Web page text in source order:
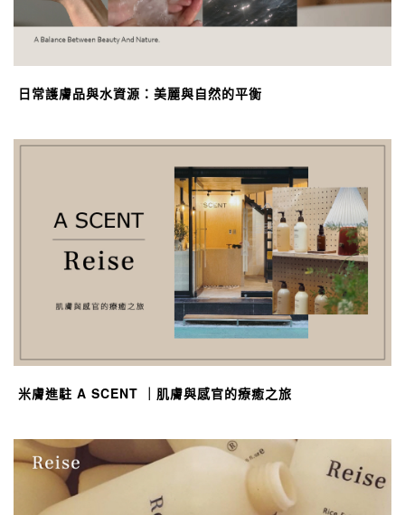
日常護膚品與水資源：美麗與自然的平衡
米膚進駐 A SCENT ｜肌膚與感官的療癒之旅